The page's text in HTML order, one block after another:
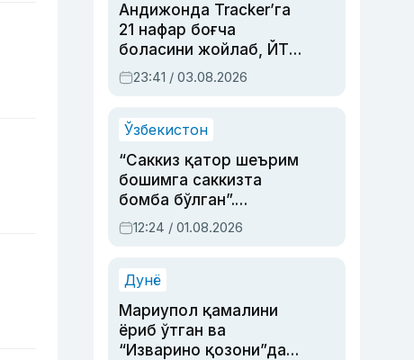
Андижонда Tracker’га
21 нафар боғча
боласини жойлаб, ЙТҲ
содир этган аёлга суд
ҳукми ўқилди
23:41 / 03.08.2026
Ўзбекистон
“Саккиз қатор шеърим
бошимга саккизта
бомба бўлган”.
Абдулла Ориповни
сиёсий айбловлардан
12:24 / 01.08.2026
Дунё
Мариупол қамалини
ёриб ўтган ва
“Изварино қозони”дан